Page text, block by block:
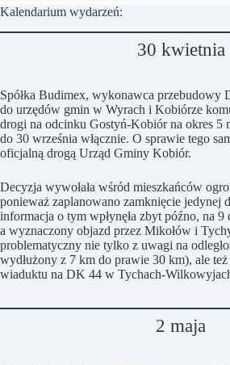
Kalendarium wydarzeń:
30 kwietnia
Spółka Budimex, wykonawca przebudowy
do urzędów gmin w Wyrach i Kobiórze
drogi na odcinku Gostyń-Kobiór na okres 5
do 30 września włącznie. O sprawie tego
oficjalną drogą Urząd Gminy Kobiór.
Decyzja wywołała wśród mieszkańców
ponieważ zaplanowano zamknięcie jedynej
informacja o tym wpłynęła zbyt późno, na
a wyznaczony objazd przez Mikołów i
problematyczny nie tylko z uwagi na
wydłużony z 7 km do prawie 30 km), ale
wiaduktu na DK 44 w Tychach-
2 maja